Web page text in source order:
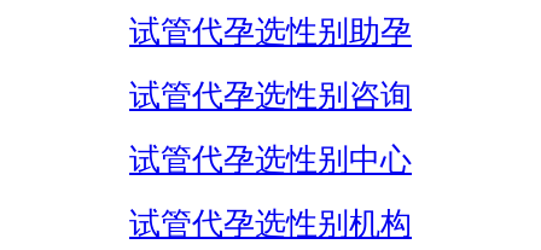
试管代孕选性别助孕
试管代孕选性别咨询
试管代孕选性别中心
试管代孕选性别机构